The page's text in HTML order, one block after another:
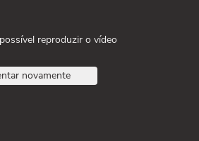
reproduzir o vídeo
novamente